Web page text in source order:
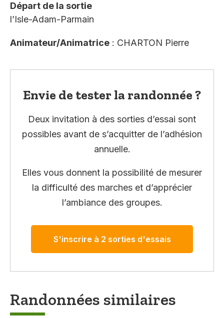
Départ de la sortie
l’Isle-Adam-Parmain
Animateur/Animatrice : CHARTON Pierre
Envie de tester la randonnée ?
Deux invitation à des sorties d’essai sont
possibles avant de s’acquitter de l’adhésion
annuelle.
Elles vous donnent la possibilité de mesurer
la difficulté des marches et d’apprécier
l’ambiance des groupes.
S'inscrire à 2 sorties d'essais
Randonnées similaires